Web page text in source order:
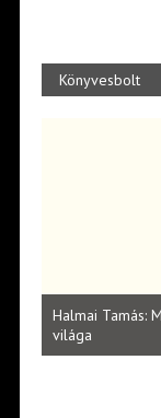
Könyvesbolt
Halmai Tamás:
világa